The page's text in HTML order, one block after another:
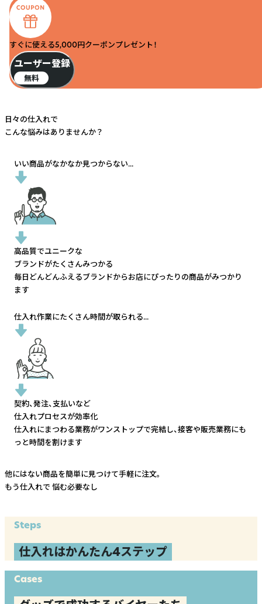
すぐに使える5,000円クーポンプレゼント！
ユーザー登録
無料
日々の仕入れで
こんな悩みはありませんか？
いい商品がなかなか見つからない...
高品質でユニークな
ブランドがたくさんみつかる
毎日どんどんふえるブランドからお店にぴったりの商品がみつかり
ます
仕入れ作業にたくさん時間が取られる...
契約、発注、支払いなど
仕入れプロセスが効率化
仕入れにまつわる業務がワンストップで完結し、接客や販売業務にも
っと時間を割けます
他にはない商品を簡単に見つけて手軽に注文。
もう仕入れで 悩む必要なし
Steps
仕入れはかんたん4ステップ
Cases